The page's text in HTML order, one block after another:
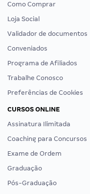
Como Comprar
Loja Social
Validador de documentos
Conveniados
Programa de Afiliados
Trabalhe Conosco
Preferências de Cookies
CURSOS ONLINE
Assinatura Ilimitada
Coaching para Concursos
Exame de Ordem
Graduação
Pós-Graduação